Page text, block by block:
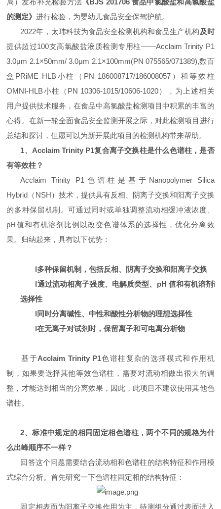
局）发布补充检验方法 《BJS 201706 食品中氯酸盐和高氯酸盐
的测定》进行检验，为婴幼儿食品安全保驾护航。
2022年，太玮科技为食品安全检测机构和食品生产机构及时
提供超过100支高氯酸盐液质检测专用柱——Acclaim Trinity P1
3.0μm 2.1×50mm/3.0μm 2.1×100mm(PN 075565/071389),数百
盒PRiME HLB小柱（PN 186008717/186008057）和等效柱
OMNI-HLB小柱（PN 10306-1015/10606-1020），为上述相关
用户提供技术服务，在食品中高氯酸盐检测项目中积累的丰富的
心得。在新一轮全面食品安全监测开展之际，对此检测项目进行
总结和探讨，但愿可以为新开展此项目的检测机构带来帮助。
1、Acclaim Trinity P1复合离子交换柱是什么色谱柱，是否
有等效柱？
Acclaim Trinity P1色谱柱是基于Nanopolymer Silica
Hybrid（NSH）技术，提供具有反相、阴离子交换和阳离子交换
的多种保留机制。可通过同时或单独调整流动相缓冲液浓度、
pH值和有机溶剂比例以改变色谱体系的选择性，优化分离效
果。归纳起来，具有以下优势：
l多种保留机制，包括反相、阴离子交换和阳离子交换
l通过流动相离子强度、电解质类型、pH 值和有机溶剂
选择性
l 同时分离碱性、中性和酸性分析物的理想选择性
l在无离子对试剂时，保留离子和可电离分析物
基于Acclaim Trinity P1色谱柱复杂的选择模式和作用机
制，如果要选择其他等效色谱柱，需要对流动相做出很大的调
整，才能达到相当的分离效果，因此，此项目不建议使用其他色
谱柱。
2、标准中规定的相同固定相色谱柱，两个不同的规格为什
么出峰顺序不一样？
回答这个问题需要结合流动相和色谱柱的结构特征和作用模
式综合分析。首先研究一下色谱柱固定相的结构特征：
固定相表面为阳离子交换作用为主，待测组分通过表面进入